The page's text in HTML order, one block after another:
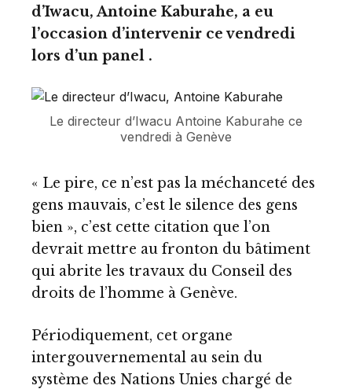
d’Iwacu, Antoine Kaburahe, a eu
l’occasion d’intervenir ce vendredi
lors d’un panel .
Le directeur d’Iwacu Antoine Kaburahe ce
vendredi à Genève
« Le pire, ce n’est pas la méchanceté des
gens mauvais, c’est le silence des gens
bien », c’est cette citation que l’on
devrait mettre au fronton du bâtiment
qui abrite les travaux du Conseil des
droits de l’homme à Genève.
Périodiquement, cet organe
intergouvernemental au sein du
système des Nations Unies chargé de